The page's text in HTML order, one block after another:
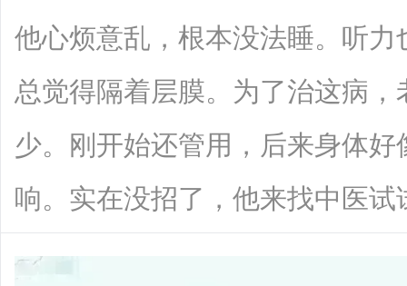
他心烦意乱，根本没法睡。听
总觉得隔着层膜。为了治这病
少。刚开始还管用，后来身体
响。实在没招了，他来找中医试